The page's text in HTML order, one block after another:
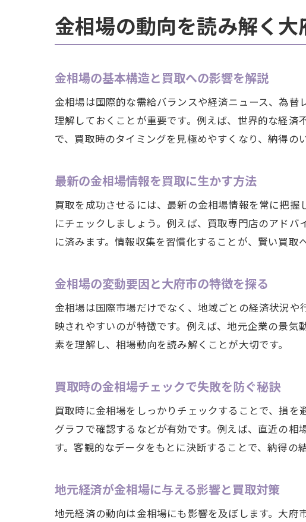
金相場の動向を読み解く大
金相場の基本構造と買取への影響を解説
金相場は国際的な需給バランスや経済ニュース、為
理解しておくことが重要です。例えば、世界的な経
で、買取時のタイミングを見極めやすくなり、納得の
最新の金相場情報を買取に生かす方法
買取を成功させるには、最新の金相場情報を常に把
にチェックしましょう。例えば、買取専門店のアド
に済みます。情報収集を習慣化することが、賢い買取
金相場の変動要因と大府市の特徴を探る
金相場は国際市場だけでなく、地域ごとの経済状況
映されやすいのが特徴です。例えば、地元企業の景
素を理解し、相場動向を読み解くことが大切です。
買取時の金相場チェックで失敗を防ぐ秘訣
買取時に金相場をしっかりチェックすることで、損
グラフで確認するなどが有効です。例えば、直近の
す。客観的なデータをもとに決断することで、納得の
地元経済が金相場に与える影響と買取対策
地元経済の動向は金相場にも影響を及ぼします。大